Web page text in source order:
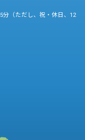
分（ただし、祝・休日、12